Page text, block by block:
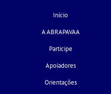
Início
A ABRAPAVAA
Participe
Apoiadores
Orientações